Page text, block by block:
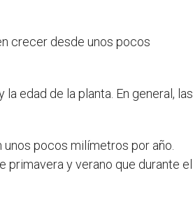
crecer desde unos pocos
edad de la planta. En general, las
pocos milímetros por año.
primavera y verano que durante el